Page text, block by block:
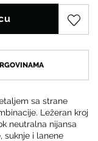
sa strane
Ležeran kroj
neutralna nijansa
suknje i lanene